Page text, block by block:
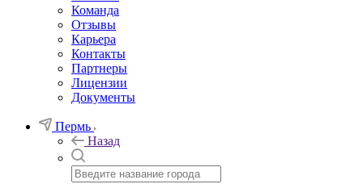
Команда
Отзывы
Карьера
Контакты
Партнеры
Лицензии
Документы
Пермь
Назад